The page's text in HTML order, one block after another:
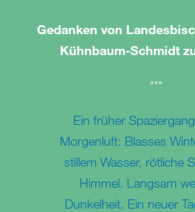
Gedanken von
Kühnbaum-Schmidt
***
Ein früher
Morgenluft: Blasses
stillem Wasser, rötliche
Himmel. Langsam
Dunkelheit. Ein neuer